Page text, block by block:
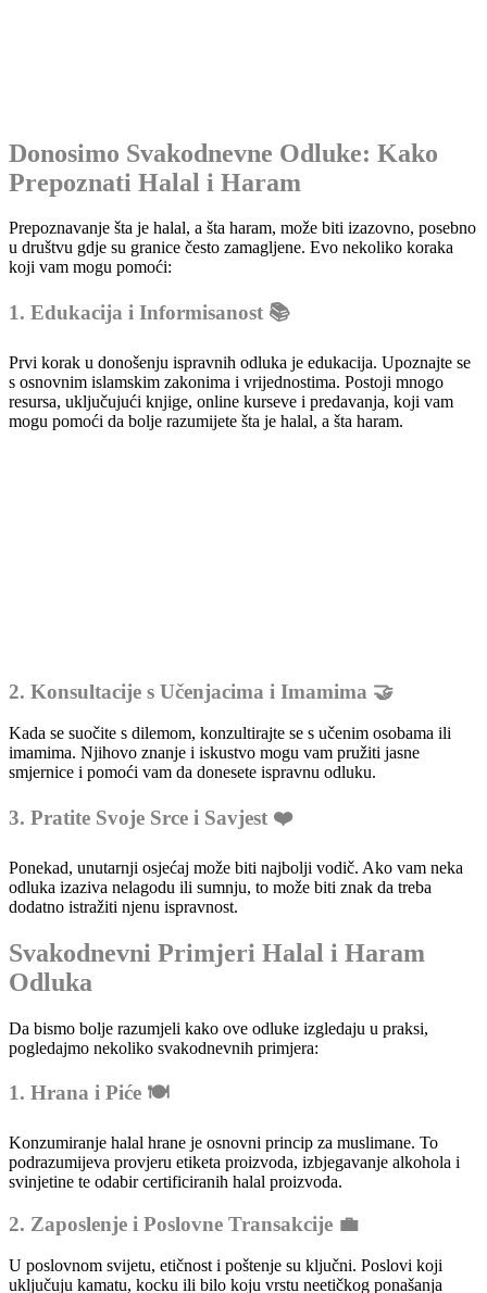
Donosimo Svakodnevne Odluke: Kako
Prepoznati Halal i Haram
Prepoznavanje šta je halal, a šta haram, može biti izazovno, posebno
u društvu gdje su granice često zamagljene. Evo nekoliko koraka
koji vam mogu pomoći:
1. Edukacija i Informisanost 📚
Prvi korak u donošenju ispravnih odluka je edukacija. Upoznajte se
s osnovnim islamskim zakonima i vrijednostima. Postoji mnogo
resursa, uključujući knjige, online kurseve i predavanja, koji vam
mogu pomoći da bolje razumijete šta je halal, a šta haram.
2. Konsultacije s Učenjacima i Imamima 🤝
Kada se suočite s dilemom, konzultirajte se s učenim osobama ili
imamima. Njihovo znanje i iskustvo mogu vam pružiti jasne
smjernice i pomoći vam da donesete ispravnu odluku.
3. Pratite Svoje Srce i Savjest ❤️
Ponekad, unutarnji osjećaj može biti najbolji vodič. Ako vam neka
odluka izaziva nelagodu ili sumnju, to može biti znak da treba
dodatno istražiti njenu ispravnost.
Svakodnevni Primjeri Halal i Haram
Odluka
Da bismo bolje razumjeli kako ove odluke izgledaju u praksi,
pogledajmo nekoliko svakodnevnih primjera:
1. Hrana i Piće 🍽️
Konzumiranje halal hrane je osnovni princip za muslimane. To
podrazumijeva provjeru etiketa proizvoda, izbjegavanje alkohola i
svinjetine te odabir certificiranih halal proizvoda.
2. Zaposlenje i Poslovne Transakcije 💼
U poslovnom svijetu, etičnost i poštenje su ključni. Poslovi koji
uključuju kamatu, kocku ili bilo koju vrstu neetičkog ponašanja